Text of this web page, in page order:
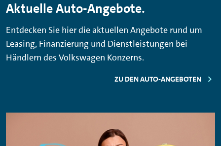
Aktuelle Auto-Angebote.
Entdecken Sie hier die aktuellen Angebote rund um
Leasing, Finanzierung und Dienstleistungen bei
Händlern des Volkswagen Konzerns.
ZU DEN AUTO-ANGEBOTEN